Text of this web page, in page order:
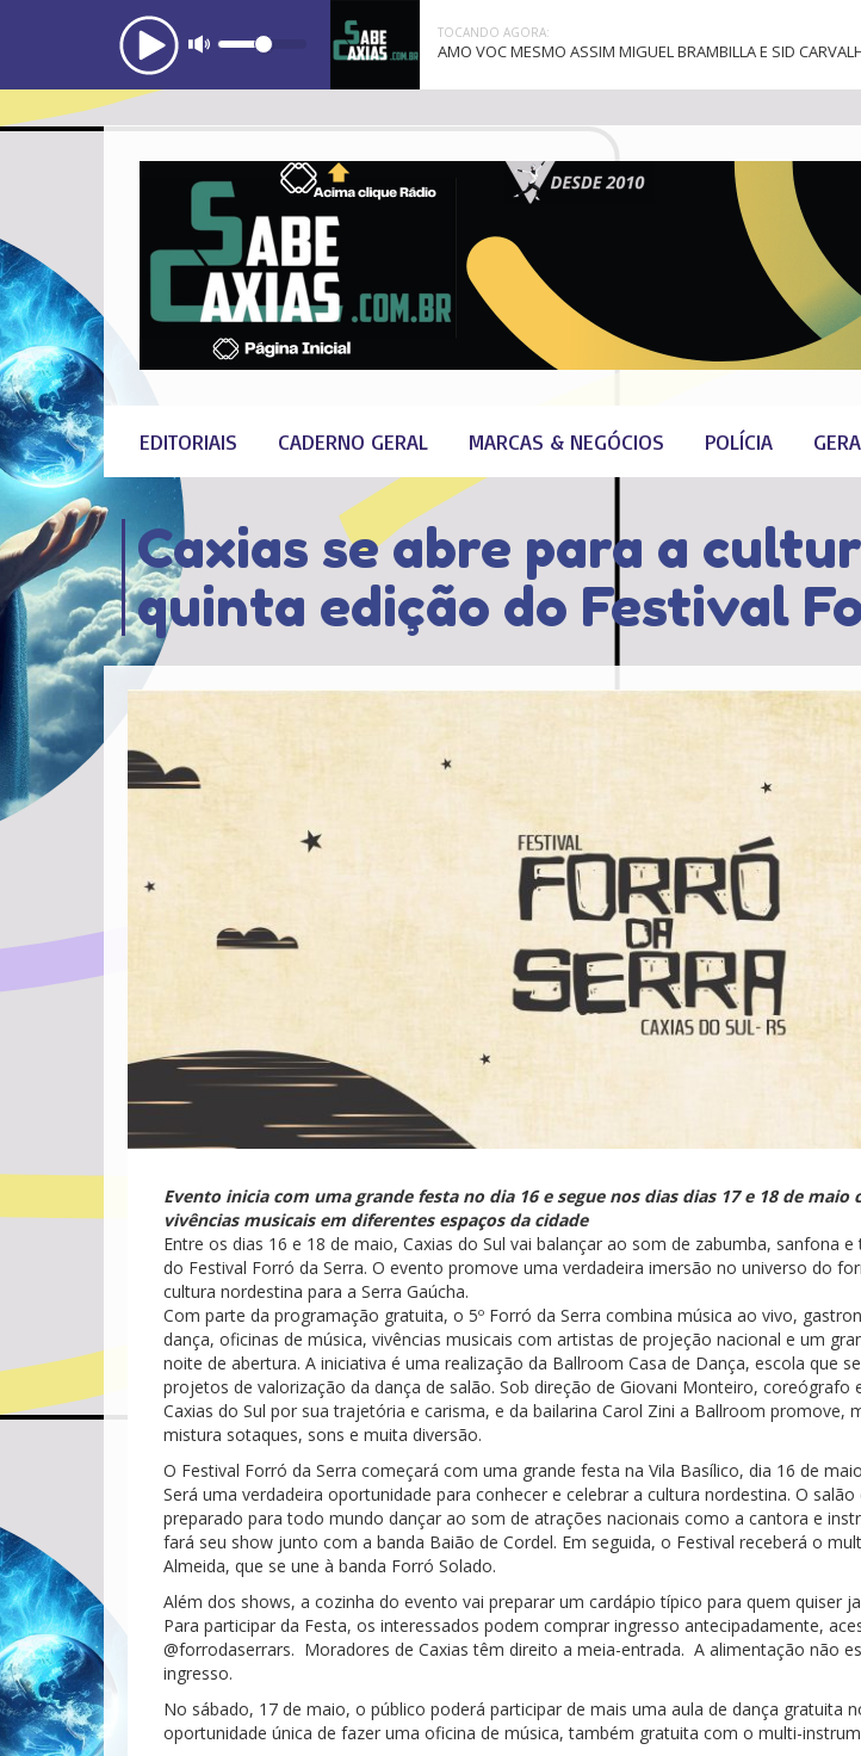
TOCANDO AGORA:
AMO VOC MESMO ASSIM MIGUEL BRAMBILLA E SID
EDITORIAIS CADERNO GERAL MARCAS & NEGÓCIOS POLÍCIA
Caxias se abre para a
quinta edição do Festival
Evento inicia com uma grande festa no dia 16 e segue nos dias dias 17 e 18 de
vivências musicais em diferentes espaços da cidade
Entre os dias 16 e 18 de maio, Caxias do Sul vai balançar ao som de zabumba, sanfona
do Festival Forró da Serra. O evento promove uma verdadeira imersão no universo do
cultura nordestina para a Serra Gaúcha.
Com parte da programação gratuita, o 5º Forró da Serra combina música ao vivo,
dança, oficinas de música, vivências musicais com artistas de projeção nacional e um
noite de abertura. A iniciativa é uma realização da Ballroom Casa de Dança, escola que
projetos de valorização da dança de salão. Sob direção de Giovani Monteiro, coreógrafo
Caxias do Sul por sua trajetória e carisma, e da bailarina Carol Zini a Ballroom promove,
mistura sotaques, sons e muita diversão.
O Festival Forró da Serra começará com uma grande festa na Vila Basílico, dia 16 de
Será uma verdadeira oportunidade para conhecer e celebrar a cultura nordestina. O
preparado para todo mundo dançar ao som de atrações nacionais como a cantora e
fará seu show junto com a banda Baião de Cordel. Em seguida, o Festival receberá o
Almeida, que se une à banda Forró Solado.
Além dos shows, a cozinha do evento vai preparar um cardápio típico para quem quiser
Para participar da Festa, os interessados podem comprar ingresso antecipadamente,
@forrodaserrars. Moradores de Caxias têm direito a meia-entrada. A alimentação não
ingresso.
No sábado, 17 de maio, o público poderá participar de mais uma aula de dança gratuita
oportunidade única de fazer uma oficina de música, também gratuita com o multi-